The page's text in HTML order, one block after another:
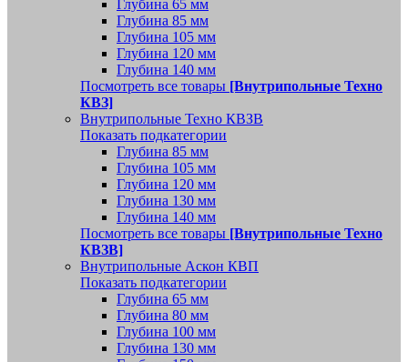
Глубина 65 мм
Глубина 85 мм
Глубина 105 мм
Глубина 120 мм
Глубина 140 мм
Посмотреть все товары [Внутрипольные Техно
КВЗ]
Внутрипольные Техно КВЗВ
Показать подкатегории
Глубина 85 мм
Глубина 105 мм
Глубина 120 мм
Глубина 130 мм
Глубина 140 мм
Посмотреть все товары [Внутрипольные Техно
КВЗВ]
Внутрипольные Аскон КВП
Показать подкатегории
Глубина 65 мм
Глубина 80 мм
Глубина 100 мм
Глубина 130 мм